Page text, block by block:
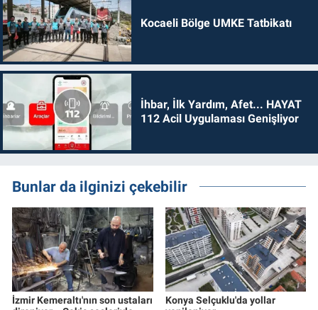
Kocaeli Bölge UMKE Tatbikatı
İhbar, İlk Yardım, Afet... HAYAT
112 Acil Uygulaması Genişliyor
Bunlar da ilginizi çekebilir
İzmir Kemeraltı'nın son ustaları
Konya Selçuklu'da yollar